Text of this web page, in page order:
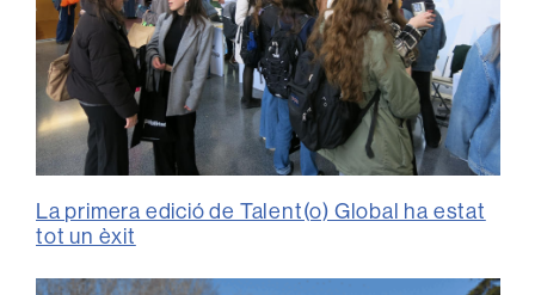
La primera edició de Talent(o) Global ha estat
tot un èxit